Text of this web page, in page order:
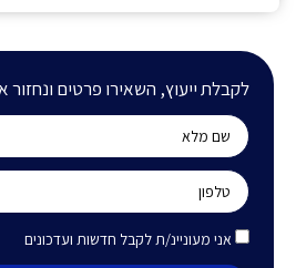
לקבלת ייעוץ, השאירו פרטים ונחזור אליכם:
אני מעוניינ/ת לקבל חדשות ועדכונים